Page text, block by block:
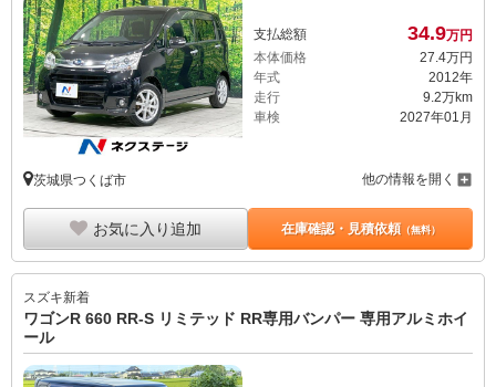
支払総額 34.9万円
本体価格
27. 4万円
年式
2012年
走行
9.2万km
車検
2027年01月
茨城県つくば市 他の情報を開く
お気に入り追加 在庫確認・見積依頼（無料）
スズキ新着
ワゴンR 660 RR-S リミテッド RR専用バンパー 専用アルミホイ
ール